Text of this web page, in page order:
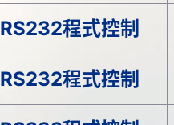
RS232程式控制
RS232程式控制